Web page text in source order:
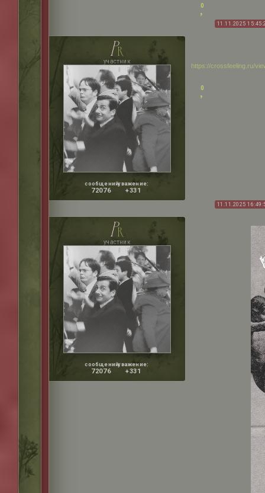
0
11.11.2025
pr
участник
сообщений:
72076
уважение:
+331
https://crossfeeling.ru/
0
11.11.2025
pr
участник
сообщений:
72076
уважение:
+331